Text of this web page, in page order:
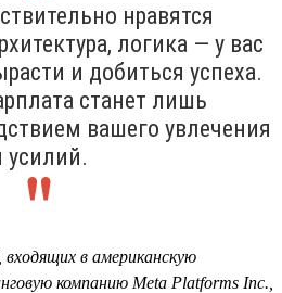
нравятся
логика — у вас
и добиться успеха.
станет лишь
вашего увлечения
усилий.
в американскую
компанию Meta Platforms Inc.,